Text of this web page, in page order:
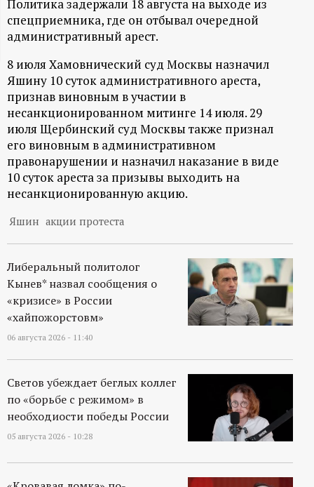
м
а
ц
и
о
н
н
ы
й
п
о
р
т
а
л
Политика задержали 18 августа на выходе из
спецприемника, где он отбывал очередной
административный арест.
8 июля Хамовнический суд Москвы назначил
Яшину 10 суток административного ареста,
признав виновным в участии в
несанкционированном митинге 14 июля. 29
июля Щербинский суд Москвы также признал
его виновным в административном
правонарушении и назначил наказание в виде
10 суток ареста за призывы выходить на
несанкционированную акцию.
Яшин акции протеста
Либеральный политолог
Кынев* назвал сообщения о
«кризисе» в России
«хайпожорстовм»
06 августа 2026 - 11:40
Светов убеждает беглых коллег
по «борьбе с режимом» в
необходиости победы России
05 августа 2026 - 10:28